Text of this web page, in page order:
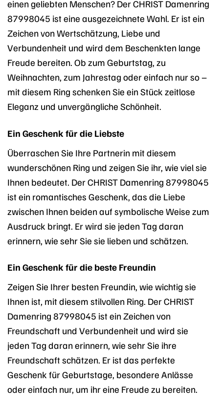
einen geliebten Menschen? Der CHRIST Damenring
87998045 ist eine ausgezeichnete Wahl. Er ist ein
Zeichen von Wertschätzung, Liebe und
Verbundenheit und wird dem Beschenkten lange
Freude bereiten. Ob zum Geburtstag, zu
Weihnachten, zum Jahrestag oder einfach nur so –
mit diesem Ring schenken Sie ein Stück zeitlose
Eleganz und unvergängliche Schönheit.
Ein Geschenk für die Liebste
Überraschen Sie Ihre Partnerin mit diesem
wunderschönen Ring und zeigen Sie ihr, wie viel sie
Ihnen bedeutet. Der CHRIST Damenring 87998045
ist ein romantisches Geschenk, das die Liebe
zwischen Ihnen beiden auf symbolische Weise zum
Ausdruck bringt. Er wird sie jeden Tag daran
erinnern, wie sehr Sie sie lieben und schätzen.
Ein Geschenk für die beste Freundin
Zeigen Sie Ihrer besten Freundin, wie wichtig sie
Ihnen ist, mit diesem stilvollen Ring. Der CHRIST
Damenring 87998045 ist ein Zeichen von
Freundschaft und Verbundenheit und wird sie
jeden Tag daran erinnern, wie sehr Sie ihre
Freundschaft schätzen. Er ist das perfekte
Geschenk für Geburtstage, besondere Anlässe
oder einfach nur, um ihr eine Freude zu bereiten.